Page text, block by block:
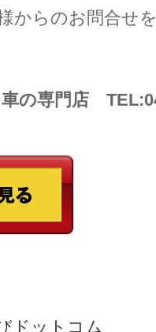
からのお問合せ
の専門店
ドットコム